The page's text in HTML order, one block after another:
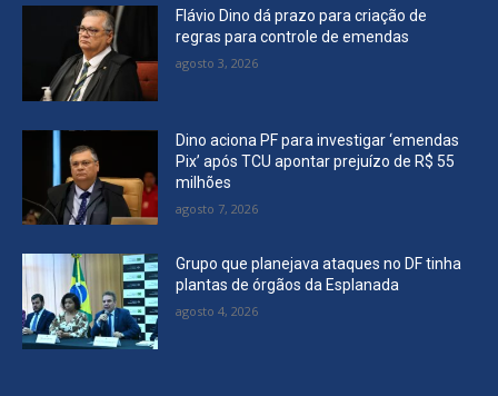
Flávio Dino dá prazo para criação de
regras para controle de emendas
agosto 3, 2026
Dino aciona PF para investigar ‘emendas
Pix’ após TCU apontar prejuízo de R$ 55
milhões
agosto 7, 2026
Grupo que planejava ataques no DF tinha
plantas de órgãos da Esplanada
agosto 4, 2026